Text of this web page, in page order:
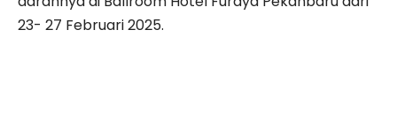
23- 27 Februari 2025.